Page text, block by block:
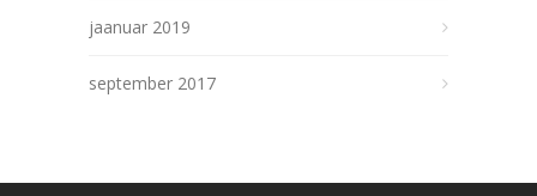
jaanuar 2019
september 2017